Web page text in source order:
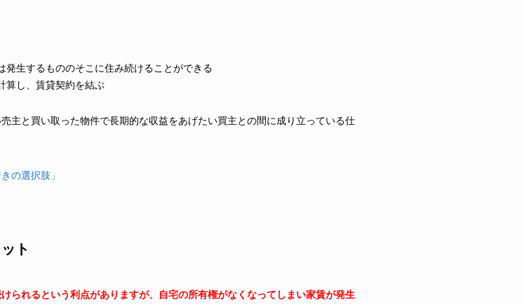
生するもののそこに住み続けることができる
算し、賃貸契約を結ぶ
主と買い取った物件で長期的な収益をあげたい買主との間に成り立っている仕
の選択肢」
ト
られるという利点がありますが、自宅の所有権がなくなってしまい家賃が発生